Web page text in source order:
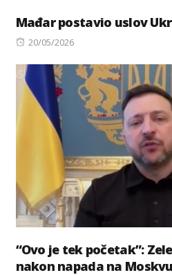
Mađar postavio uslov
Posted
20/05/2026
“Ovo je tek početak”:
nakon napada na Moskvu